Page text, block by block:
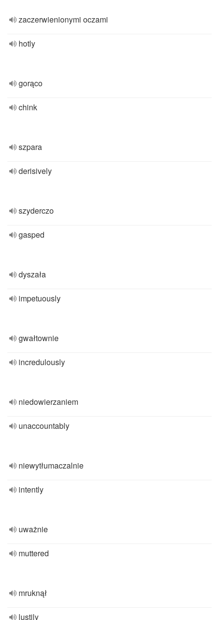
zaczerwienionymi oczami
hotly
gorąco
chink
szpara
derisively
szyderczo
gasped
dyszała
impetuously
gwałtownie
incredulously
niedowierzaniem
unaccountably
niewytłumaczalnie
intently
uważnie
muttered
mruknął
lustily